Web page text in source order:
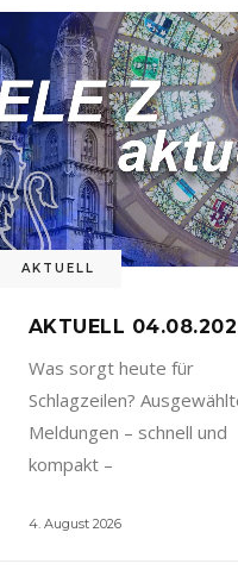
AKTUELL
AKTUELL
Was sorgt heute für
Schlagzeilen?
Meldungen – schnell und
kompakt –
4. August 2026